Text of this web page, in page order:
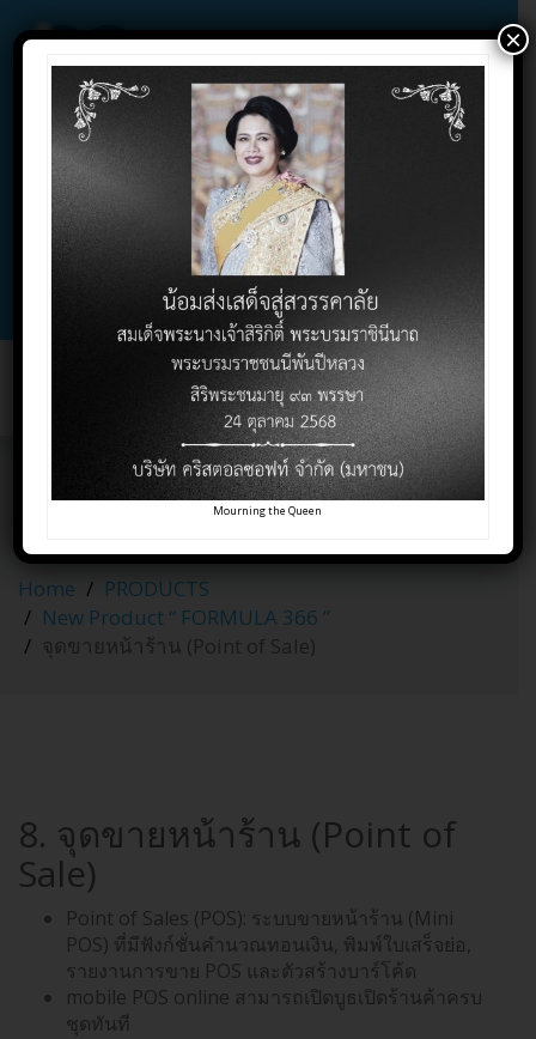
02-732-1900 , 02-732-1800 , 086-325-9004
Contact Click Support Click
Toggle
จุดขายหน้าร้าน (Point of
Sale)
Home
PRODUCTS
New Product “ FORMULA 366 ”
จุดขายหน้าร้าน (Point of Sale)
8. จุดขายหน้าร้าน (Point of
Sale)
Point of Sales (POS): ระบบขายหน้าร้าน (Mini
POS) ที่มีฟังก์ชั่นคำนวณทอนเงิน, พิมพ์ใบเสร็จย่อ,
รายงานการขาย POS และตัวสร้างบาร์โค้ด
mobile POS online สามารถเปิดบูธเปิดร้านค้าครบ
ชุดทันที
Mourning the Queen
×